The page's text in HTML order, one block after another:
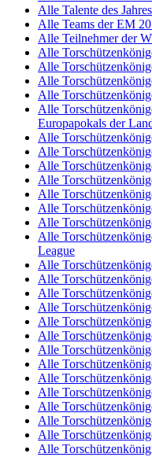
Alle Talente des
Alle Teams der EM
Alle Teilnehmer der
Alle
Alle
Alle
Alle
Alle
Europapokals der
Alle
Alle
Alle
Alle
Alle
Alle
Alle
Alle
League
Alle
Alle
Alle
Alle
Alle
Alle
Alle
Alle
Alle
Alle
Alle
Alle
Alle
Alle